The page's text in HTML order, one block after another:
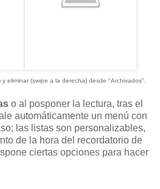
eliminar (swipe a la derecha) desde "Archivados".
o al posponer la lectura, tras el
automáticamente un menú con
las listas son personalizables,
de la hora del recordatorio de
ciertas opciones para hacer